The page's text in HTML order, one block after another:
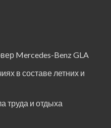
Mercedes-Benz GLA
в составе летних и
труда и отдыха